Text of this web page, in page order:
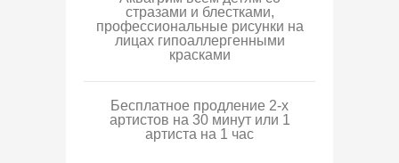
стразами и блестками,
профессиональные рисунки на
лицах гипоаллергенными
красками
Бесплатное продление 2-х
артистов на 30 минут или 1
артиста на 1 час